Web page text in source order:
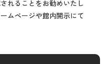
れることをお勧めいたし
ムページや館内開示にて